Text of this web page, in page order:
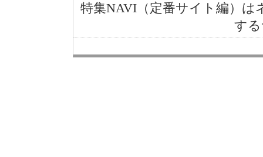
特集NAVI（定番サイト編）
す